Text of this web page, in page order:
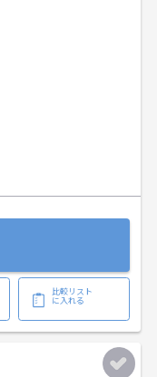
比較リスト
に入れる